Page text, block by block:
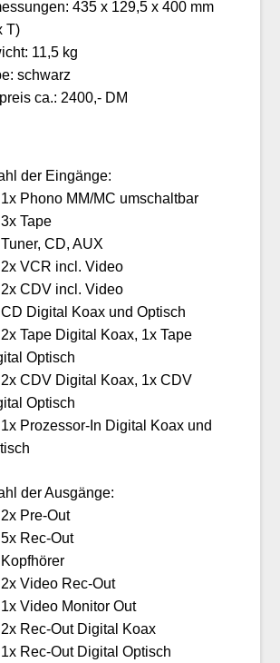
435 x 129,5 x 400 mm
T)
11,5 kg
schwarz
ca.: 2400,- DM
der Eingänge:
1x Phono MM/MC umschaltbar
3x Tape
Tuner, CD, AUX
2x VCR incl. Video
2x CDV incl. Video
CD Digital Koax und Optisch
2x Tape Digital Koax, 1x Tape
Optisch
2x CDV Digital Koax, 1x CDV
Optisch
1x Prozessor-In Digital Koax und
der Ausgänge:
2x Pre-Out
5x Rec-Out
Kopfhörer
2x Video Rec-Out
1x Video Monitor Out
2x Rec-Out Digital Koax
1x Rec-Out Digital Optisch